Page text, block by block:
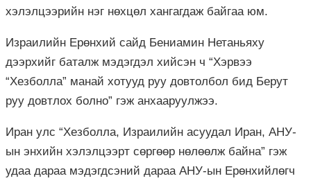
хэлэлцээрийн нэг нөхцөл хангагдаж байгаа юм.
Израилийн Ерөнхий сайд Бениамин Нетаньяху
дээрхийг баталж мэдэгдэл хийсэн ч “Хэрвээ
“Хезболла” манай хотууд руу довтолбол бид Берут
руу довтлох болно” гэж анхааруулжээ.
Иран улс “Хезболла, Израилийн асуудал Иран, АНУ-
ын энхийн хэлэлцээрт сөргөөр нөлөөлж байна” гэж
удаа дараа мэдэгдсэний дараа АНУ-ын Ерөнхийлөгч